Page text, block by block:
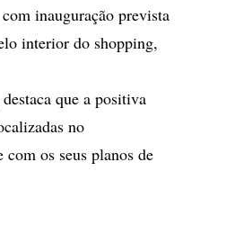
inauguração prevista
interior do shopping,
que a positiva
no
os seus planos de